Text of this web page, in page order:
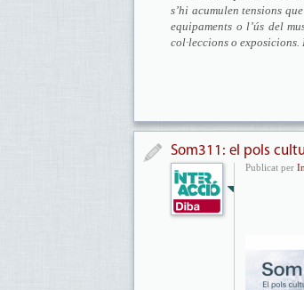
s’hi acumulen tensions
equipaments o l’ús del
col·leccions o
Som311: el pols
Publicat per